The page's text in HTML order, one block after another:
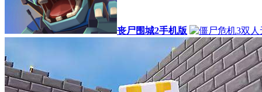
丧尸围城2手机版